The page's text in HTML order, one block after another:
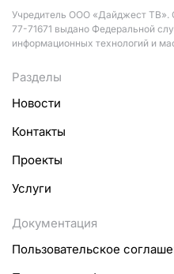
Учредитель ООО «Дайджест
77-71671 выдано Федеральной
информационных технологий и
Разделы
Новости
Контакты
Проекты
Услуги
Документация
Пользовательское